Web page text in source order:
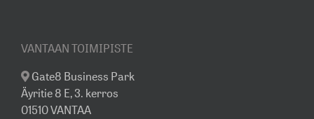
VANTAAN TOIMIPISTE
Gate8 Business Park
Äyritie 8 E, 3. kerros
01510 VANTAA